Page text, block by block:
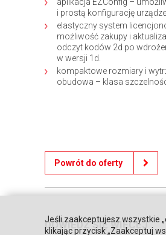
i prostą konfigurację
elastyczny system
możliwość zakupy i
odczyt kodów 2d po
w wersji 1d.
kompaktowe rozmiary i
obudowa – klasa
Powrót do oferty
DOWIEDZ SIĘ WIĘCEJ
Jeśli zaakceptujesz wszystkie
klikając przycisk „Zaakceptuj